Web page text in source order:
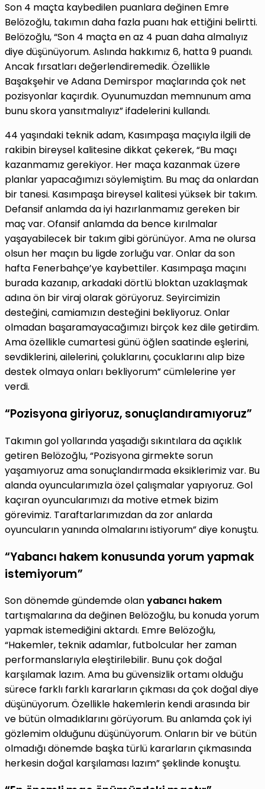
Son 4 maçta kaybedilen puanlara değinen Emre
Belözoğlu, takımın daha fazla puanı hak ettiğini belirtti.
Belözoğlu, “Son 4 maçta en az 4 puan daha almalıyız
diye düşünüyorum. Aslında hakkımız 6, hatta 9 puandı.
Ancak fırsatları değerlendiremedik. Özellikle
Başakşehir ve Adana Demirspor maçlarında çok net
pozisyonlar kaçırdık. Oyunumuzdan memnunum ama
bunu skora yansıtmalıyız” ifadelerini kullandı.
44 yaşındaki teknik adam, Kasımpaşa maçıyla ilgili de
rakibin bireysel kalitesine dikkat çekerek, “Bu maçı
kazanmamız gerekiyor. Her maça kazanmak üzere
planlar yapacağımızı söylemiştim. Bu maç da onlardan
bir tanesi. Kasımpaşa bireysel kalitesi yüksek bir takım.
Defansif anlamda da iyi hazırlanmamız gereken bir
maç var. Ofansif anlamda da bence kırılmalar
yaşayabilecek bir takım gibi görünüyor. Ama ne olursa
olsun her maçın bu ligde zorluğu var. Onlar da son
hafta Fenerbahçe’ye kaybettiler. Kasımpaşa maçını
burada kazanıp, arkadaki dörtlü bloktan uzaklaşmak
adına ön bir viraj olarak görüyoruz. Seyircimizin
desteğini, camiamızın desteğini bekliyoruz. Onlar
olmadan başaramayacağımızı birçok kez dile getirdim.
Ama özellikle cumartesi günü öğlen saatinde eşlerini,
sevdiklerini, ailelerini, çoluklarını, çocuklarını alıp bize
destek olmaya onları bekliyorum” cümlelerine yer
verdi.
“Pozisyona giriyoruz, sonuçlandıramıyoruz”
Takımın gol yollarında yaşadığı sıkıntılara da açıklık
getiren Belözoğlu, “Pozisyona girmekte sorun
yaşamıyoruz ama sonuçlandırmada eksiklerimiz var. Bu
alanda oyuncularımızla özel çalışmalar yapıyoruz. Gol
kaçıran oyuncularımızı da motive etmek bizim
görevimiz. Taraftarlarımızdan da zor anlarda
oyuncuların yanında olmalarını istiyorum” diye konuştu.
“Yabancı hakem konusunda yorum yapmak
istemiyorum”
Son dönemde gündemde olanyabancı hakem
tartışmalarına da değinen Belözoğlu, bu konuda yorum
yapmak istemediğini aktardı. Emre Belözoğlu,
“Hakemler, teknik adamlar, futbolcular her zaman
performanslarıyla eleştirilebilir. Bunu çok doğal
karşılamak lazım. Ama bu güvensizlik ortamı olduğu
sürece farklı farklı kararların çıkması da çok doğal diye
düşünüyorum. Özellikle hakemlerin kendi arasında bir
ve bütün olmadıklarını görüyorum. Bu anlamda çok iyi
gözlemim olduğunu düşünüyorum. Onların bir ve bütün
olmadığı dönemde başka türlü kararların çıkmasında
herkesin doğal karşılaması lazım” şeklinde konuştu.